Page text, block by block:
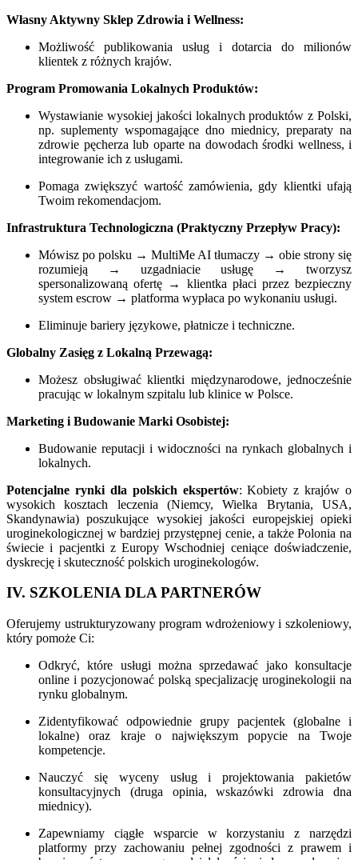
Własny Aktywny Sklep Zdrowia i Wellness:
Możliwość publikowania usług i dotarcia do milionów
klientek z różnych krajów.
Program Promowania Lokalnych Produktów:
Wystawianie wysokiej jakości lokalnych produktów z Polski,
np. suplementy wspomagające dno miednicy, preparaty na
zdrowie pęcherza lub oparte na dowodach środki wellness, i
integrowanie ich z usługami.
Pomaga zwiększyć wartość zamówienia, gdy klientki ufają
Twoim rekomendacjom.
Infrastruktura Technologiczna (Praktyczny Przepływ Pracy):
Mówisz po polsku → MultiMe AI tłumaczy → obie strony się
rozumieją → uzgadniacie usługę → tworzysz
spersonalizowaną ofertę → klientka płaci przez bezpieczny
system escrow → platforma wypłaca po wykonaniu usługi.
Eliminuje bariery językowe, płatnicze i techniczne.
Globalny Zasięg z Lokalną Przewagą:
Możesz obsługiwać klientki międzynarodowe, jednocześnie
pracując w lokalnym szpitalu lub klinice w Polsce.
Marketing i Budowanie Marki Osobistej:
Budowanie reputacji i widoczności na rynkach globalnych i
lokalnych.
Potencjalne rynki dla polskich ekspertów: Kobiety z krajów o
wysokich kosztach leczenia (Niemcy, Wielka Brytania, USA,
Skandynawia) poszukujące wysokiej jakości europejskiej opieki
uroginekologicznej w bardziej przystępnej cenie, a także Polonia na
świecie i pacjentki z Europy Wschodniej ceniące doświadczenie,
dyskrecję i skuteczność polskich uroginekologów.
IV. SZKOLENIA DLA PARTNERÓW
Oferujemy ustrukturyzowany program wdrożeniowy i szkoleniowy,
który pomoże Ci:
Odkryć, które usługi można sprzedawać jako konsultacje
online i pozycjonować polską specjalizację uroginekologii na
rynku globalnym.
Zidentyfikować odpowiednie grupy pacjentek (globalne i
lokalne) oraz kraje o największym popycie na Twoje
kompetencje.
Nauczyć się wyceny usług i projektowania pakietów
konsultacyjnych (druga opinia, wskazówki zdrowia dna
miednicy).
Zapewniamy ciągłe wsparcie w korzystaniu z narzędzi
platformy przy zachowaniu pełnej zgodności z prawem i